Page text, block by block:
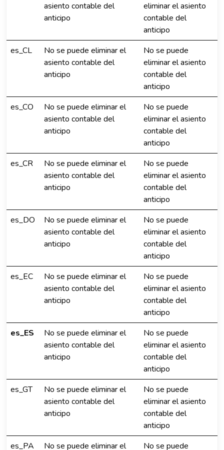
asiento contable del
anticipo
eliminar el asiento
contable del
anticipo
es_CL
No se puede eliminar el
asiento contable del
anticipo
No se puede
eliminar el asiento
contable del
anticipo
es_CO
No se puede eliminar el
asiento contable del
anticipo
No se puede
eliminar el asiento
contable del
anticipo
es_CR
No se puede eliminar el
asiento contable del
anticipo
No se puede
eliminar el asiento
contable del
anticipo
es_DO
No se puede eliminar el
asiento contable del
anticipo
No se puede
eliminar el asiento
contable del
anticipo
es_EC
No se puede eliminar el
asiento contable del
anticipo
No se puede
eliminar el asiento
contable del
anticipo
es_ES
No se puede eliminar el
asiento contable del
anticipo
No se puede
eliminar el asiento
contable del
anticipo
es_GT
No se puede eliminar el
asiento contable del
anticipo
No se puede
eliminar el asiento
contable del
anticipo
es_PA
No se puede eliminar el No se puede